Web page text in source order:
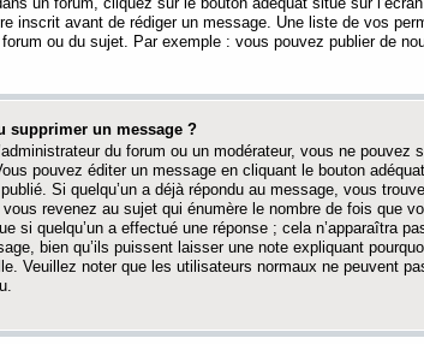
inscrit avant de rédiger un message. Une liste de vos
ou du sujet. Par exemple : vous pouvez publier de
supprimer un message ?
du forum ou un modérateur, vous ne pouvez
pouvez éditer un message en cliquant le bouton
Si quelqu’un a déjà répondu au message, vous
revenez au sujet qui énumère le nombre de fois que
si quelqu’un a effectué une réponse ; cela n’apparaîtra
bien qu’ils puissent laisser une note expliquant
Veuillez noter que les utilisateurs normaux ne peuvent